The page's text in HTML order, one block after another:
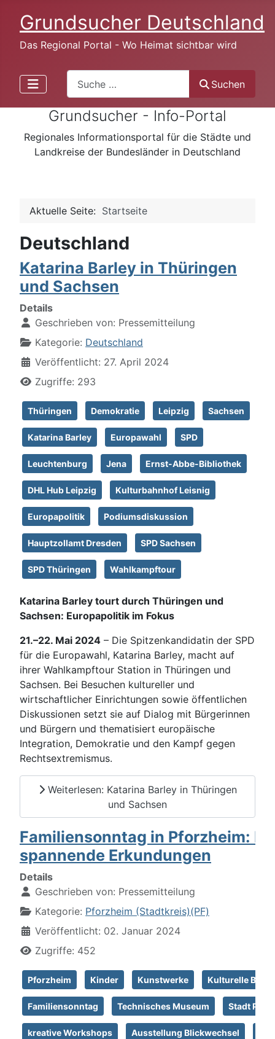
Grundsucher Deutschland
Das Regional Portal - Wo Heimat sichtbar wird
Suchen
Grundsucher - Info-Portal
Regionales Informationsportal für die Städte und
Landkreise der Bundesländer in Deutschland
Aktuelle Seite: Startseite
Deutschland
Katarina Barley in Thüringen
und Sachsen
Details
Geschrieben von: Pressemitteilung
Kategorie: Deutschland
Veröffentlicht: 27. April 2024
Zugriffe: 293
Thüringen Demokratie Leipzig Sachsen
Katarina Barley Europawahl SPD
Leuchtenburg Jena Ernst-Abbe-Bibliothek
DHL Hub Leipzig Kulturbahnhof Leisnig
Europapolitik Podiumsdiskussion
Hauptzollamt Dresden SPD Sachsen
SPD Thüringen Wahlkampftour
Katarina Barley tourt durch Thüringen und
Sachsen: Europapolitik im Fokus
21.–22. Mai 2024 – Die Spitzenkandidatin der SPD
für die Europawahl, Katarina Barley, macht auf
ihrer Wahlkampftour Station in Thüringen und
Sachsen. Bei Besuchen kultureller und
wirtschaftlicher Einrichtungen sowie öffentlichen
Diskussionen setzt sie auf Dialog mit Bürgerinnen
und Bürgern und thematisiert europäische
Integration, Demokratie und den Kampf gegen
Rechtsextremismus.
Weiterlesen: Katarina Barley in Thüringen
und Sachsen
Familiensonntag in Pforzheim:
spannende Erkundungen
Details
Geschrieben von: Pressemitteilung
Kategorie: Pforzheim (Stadtkreis)(PF)
Veröffentlicht: 02. Januar 2024
Zugriffe: 452
Pforzheim Kinder Kunstwerke Kulturelle
Familiensonntag Technisches Museum Stadt
kreative Workshops Ausstellung Blickwechsel